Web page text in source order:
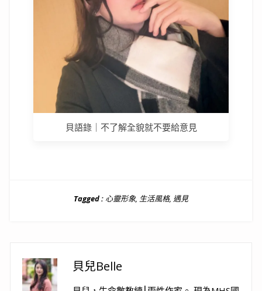
貝語錄｜不了解全貌就不要給意見
Tagged : 心靈形象, 生活風格, 遇見
貝兒Belle